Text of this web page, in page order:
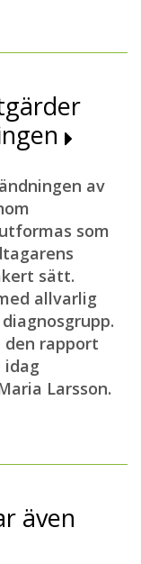
av
som
sätt.
allvarlig
den rapport
idag
Larsson.
även